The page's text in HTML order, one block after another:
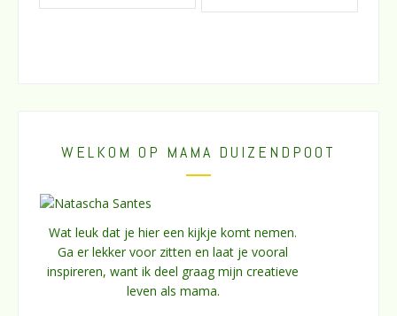
WELKOM OP MAMA DUIZENDPOOT
Wat leuk dat je hier een kijkje komt nemen.
Ga er lekker voor zitten en laat je vooral
inspireren, want ik deel graag mijn creatieve
leven als mama.